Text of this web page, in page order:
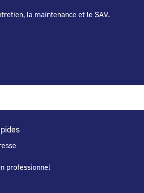
la maintenance et le SAV.
professionnel